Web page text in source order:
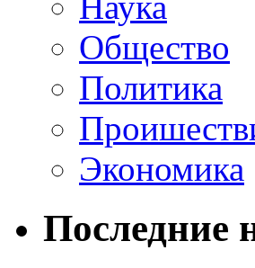
Общество
Политика
Экономика
Последние